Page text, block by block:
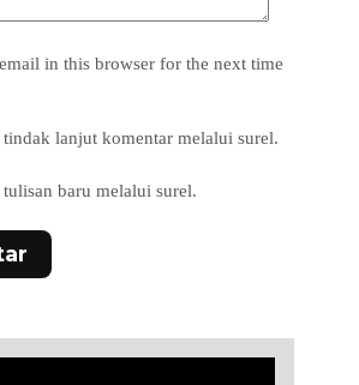
in this browser for the next time
tindak lanjut komentar melalui surel.
baru melalui surel.